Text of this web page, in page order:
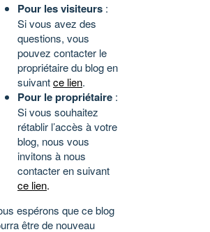
Pour les visiteurs :
Si vous avez des
questions, vous
pouvez contacter le
propriétaire du blog en
suivantce lien.
Pour le propriétaire :
Si vous souhaitez
rétablir l’accès à votre
blog, nous vous
invitons à nous
contacter en suivant
ce lien.
espérons que ce blog
être de nouveau